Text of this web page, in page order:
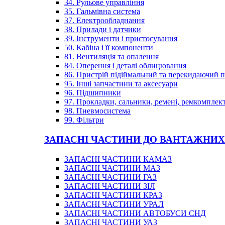
34. Рульове управління
35. Гальмівна система
37. Електрообладнання
38. Прилади і датчики
39. Інструменти і пристосування
50. Кабіна і її компоненти
81. Вентиляція та опалення
84. Оперення і деталі облицювання
86. Пристрій підіймальний та перекидаючий
95. Інші запчастини та аксесуари
96. Підшипники
97. Прокладки, сальники, ремені,
98. Пневмосистема
99. Фільтри
ЗАПАСНІ ЧАСТИНИ ДО
ЗАПАСНІ ЧАСТИНИ КАМАЗ
ЗАПАСНІ ЧАСТИНИ МАЗ
ЗАПАСНІ ЧАСТИНИ ГАЗ
ЗАПАСНІ ЧАСТИНИ ЗІЛ
ЗАПАСНІ ЧАСТИНИ КРАЗ
ЗАПАСНІ ЧАСТИНИ УРАЛ
ЗАПАСНІ ЧАСТИНИ АВТОБУСИ СНД
ЗАПАСНІ ЧАСТИНИ УАЗ